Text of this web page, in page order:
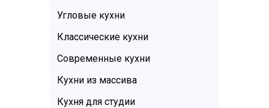
Угловые кухни
Классические кухни
Современные кухни
Кухни из массива
Кухня для студии